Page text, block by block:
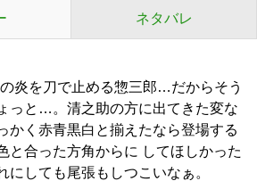
ネタバレ
炎を刀で止める惣三郎…だからそう
っと…。清之助の方に出てきた変な
かく赤青黒白と揃えたなら登場する
と合った方角からに してほしかった
にしても尾張もしつこいなぁ。